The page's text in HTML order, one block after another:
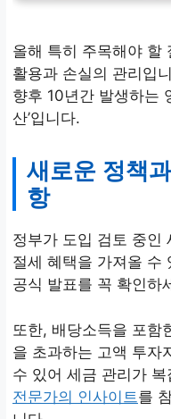
올해 특히 주목해야 할
활용과 손실의 관리입
향후 10년간 발생하는
산’입니다.
새로운 정책
항
정부가 도입 검토 중인
절세 혜택을 가져올 수
공식 발표를 꼭 확인하
또한, 배당소득을 포함
을 초과하는 고액 투자
수 있어 세금 관리가
전문가의 인사이트 를